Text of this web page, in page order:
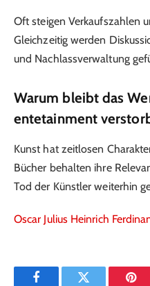
Oft steigen Verkaufszahlen
Gleichzeitig werden
und Nachlassverwaltung
Warum bleibt das
entetainment
Kunst hat zeitlosen
Bücher behalten ihre
Tod der Künstler weiterhin
Oscar Julius Heinrich